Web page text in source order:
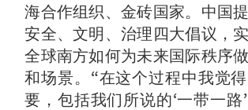
海合作组织、金砖国家。中国提
安全、文明、治理四大倡议，
全球南方如何为未来国际秩序
和场景。“在这个过程中我觉
要，包括我们所说的‘一带一路